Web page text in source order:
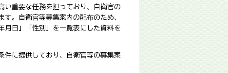
い重要な任務を担っており、自衛官の
。自衛官等募集案内の配布のため、
月日」「性別」を一覧表にした資料を
件に提供しており、自衛官等の募集案